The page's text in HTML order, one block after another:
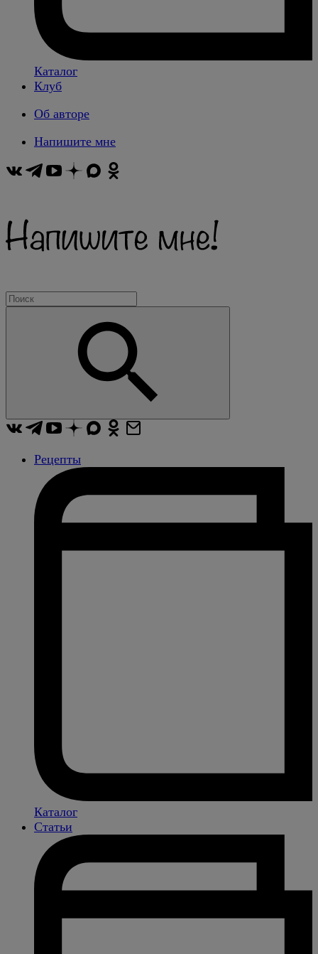
Каталог
Клуб
Об авторе
Напишите мне
Рецепты
Каталог
Статьи